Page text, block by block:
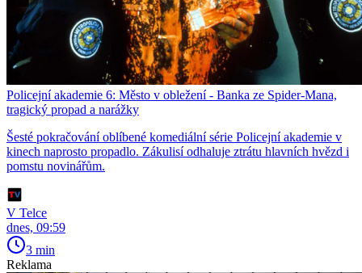
Policejní akademie 6: Město v obležení - Banka ze Spider-Mana,
tragický propad a narážky
Šesté pokračování oblíbené komediální série Policejní akademie v
kinech naprosto propadlo. Zákulisí odhaluje ztrátu hlavních hvězd i
pomstu novinářům.
V Telce
dnes, 09:59
3 min
Reklama